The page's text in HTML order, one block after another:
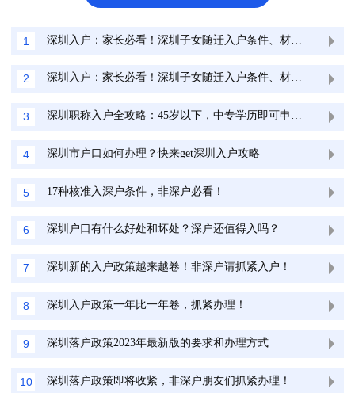
1 深圳入户：家长必看！深圳子女随迁入户条件、材料最全清单
2 深圳入户：家长必看！深圳子女随迁入户条件、材料最全清单
3
4 深圳市户口如何办理？快来get深圳入户攻略
5 17种核准入深户条件，非深户必看！
6 深圳户口有什么好处和坏处？深户还值得入吗？
7 深圳新的入户政策越来越卷！非深户请抓紧入户！
8 深圳入户政策一年比一年卷，抓紧办理！
9 深圳落户政策2023年最新版的要求和办理方式
10 深圳落户政策即将收紧，非深户朋友们抓紧办理！